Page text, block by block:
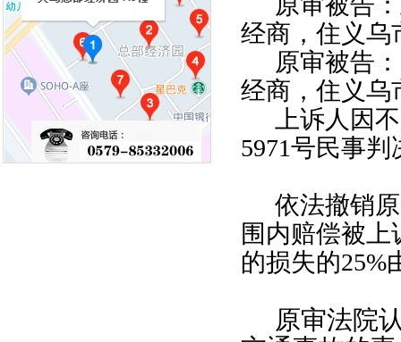
经商，住义乌
原审被告
经商，住义乌
上诉人因
5971号民事判
依法撤销
围内赔偿被
的损失的25%
原审法院